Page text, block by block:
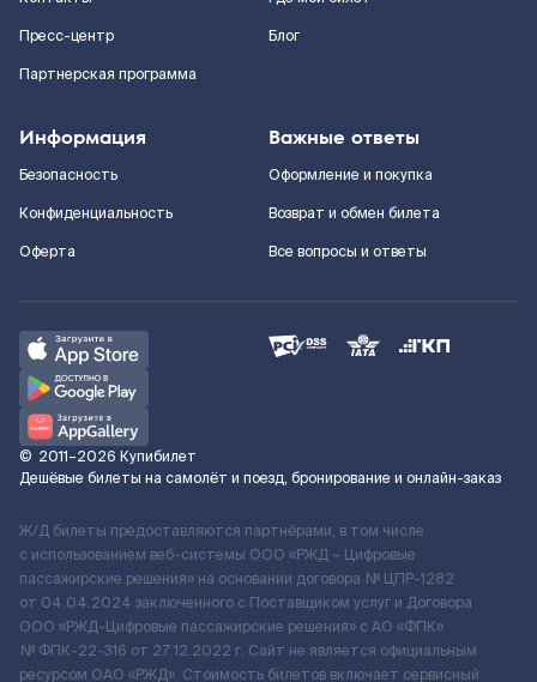
Пресс-центр
Партнерская программа
Блог
Информация
Безопасность
Конфиденциальность
Оферта
Важные ответы
Оформление и покупка
Возврат и обмен билета
Все вопросы и ответы
© 2011–2026 Купибилет
Дешёвые билеты на самолёт и поезд, бронирование и онлайн-заказ
Ж/Д билеты предоставляются партнёрами, в том числе
с использованием веб-системы ООО «РЖД – Цифровые
пассажирские решения» на основании договора № ЦПР-1282
от 04.04.2024 заключенного с Поставщиком услуг и Договора
ООО «РЖД-Цифровые пассажирские решения» c АО «ФПК»
№ ФПК-22-316 от 27.12.2022 г. Сайт не является официальным
ресурсом ОАО «РЖД». Стоимость билетов включает сервисный